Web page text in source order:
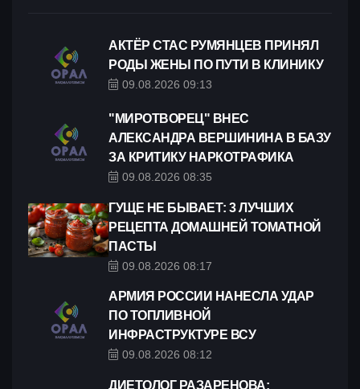
АКТЁР СТАС РУМЯНЦЕВ ПРИНЯЛ
РОДЫ ЖЕНЫ ПО ПУТИ В КЛИНИКУ
09.08.2026 09:13
"МИРОТВОРЕЦ" ВНЕС
АЛЕКСАНДРА ВЕРШИНИНА В БАЗУ
ЗА КРИТИКУ НАРКОТРАФИКА
09.08.2026 08:35
ГУЩЕ НЕ БЫВАЕТ: 3 ЛУЧШИХ
РЕЦЕПТА ДОМАШНЕЙ ТОМАТНОЙ
ПАСТЫ
09.08.2026 08:17
АРМИЯ РОССИИ НАНЕСЛА УДАР
ПО ТОПЛИВНОЙ
ИНФРАСТРУКТУРЕ ВСУ
09.08.2026 08:12
ДИЕТОЛОГ РАЗАРЕНОВА: